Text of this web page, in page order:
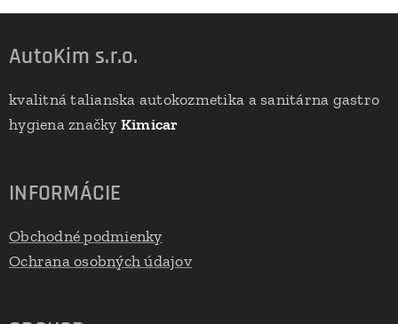
AutoKim s.r.o.
kvalitná talianska autokozmetika a sanitárna gastro
hygiena značky Kimicar
INFORMÁCIE
Obchodné podmienky
Ochrana osobných údajov